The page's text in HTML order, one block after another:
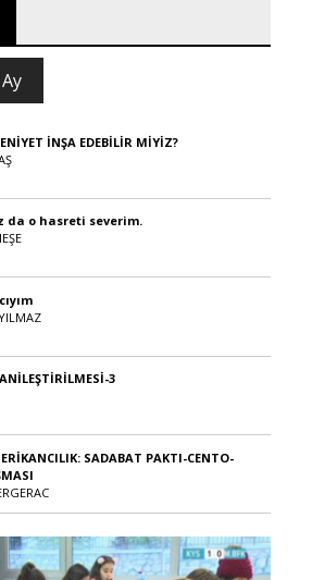
İNŞA EDEBİLİR MİYİZ?
da o hasreti severim.
3
SADABAT PAKTI-CENTO-